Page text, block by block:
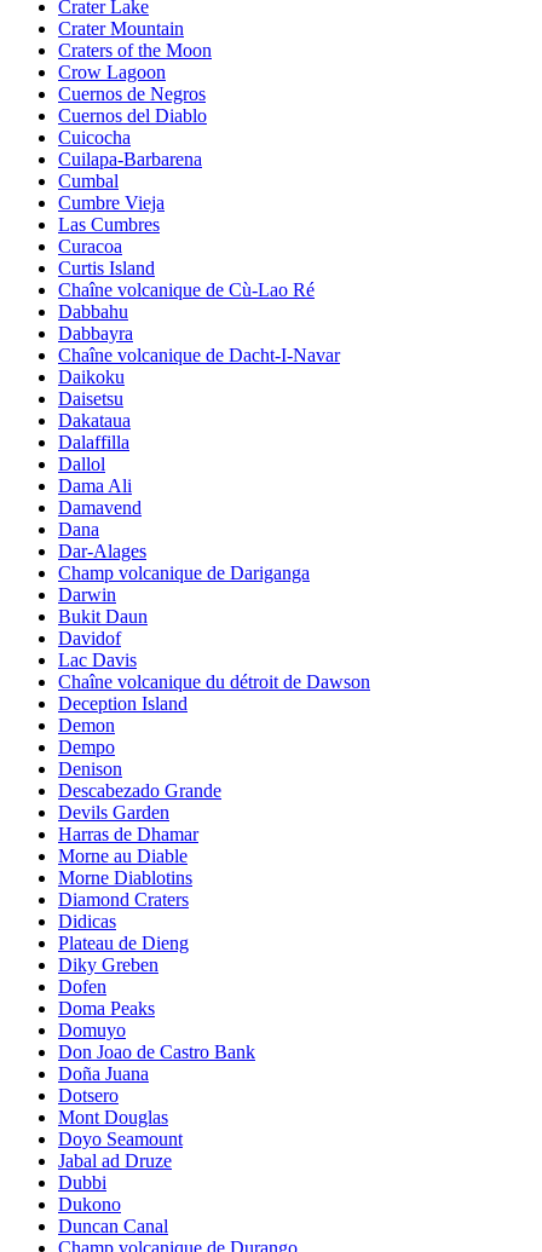
Crater Lake
Crater Mountain
Craters of the Moon
Crow Lagoon
Cuernos de Negros
Cuernos del Diablo
Cuicocha
Cuilapa-Barbarena
Cumbal
Cumbre Vieja
Las Cumbres
Curacoa
Curtis Island
Chaîne volcanique de Cù-Lao Ré
Dabbahu
Dabbayra
Chaîne volcanique de Dacht-I-Navar
Daikoku
Daisetsu
Dakataua
Dalaffilla
Dallol
Dama Ali
Damavend
Dana
Dar-Alages
Champ volcanique de Dariganga
Darwin
Bukit Daun
Davidof
Lac Davis
Chaîne volcanique du détroit de Dawson
Deception Island
Demon
Dempo
Denison
Descabezado Grande
Devils Garden
Harras de Dhamar
Morne au Diable
Morne Diablotins
Diamond Craters
Didicas
Plateau de Dieng
Diky Greben
Dofen
Doma Peaks
Domuyo
Don Joao de Castro Bank
Doña Juana
Dotsero
Mont Douglas
Doyo Seamount
Jabal ad Druze
Dubbi
Dukono
Duncan Canal
Champ volcanique de Durango